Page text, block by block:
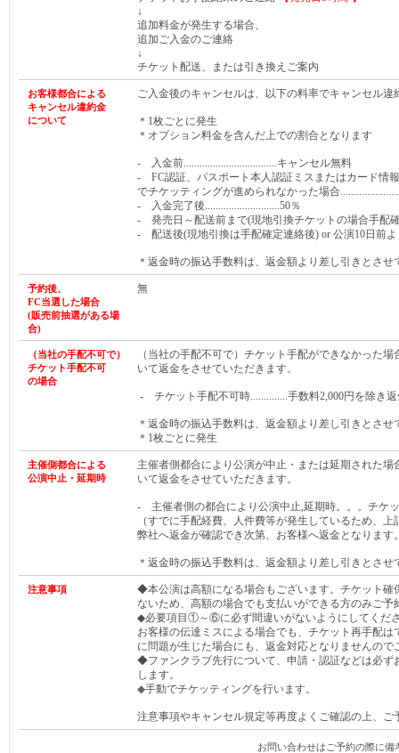
↓
追加料金が発生する場合、
追加ご入金のご連絡
↓
チケット配送、または引き換えご案内
お客様都合による
キャンセル違約金
について
ご入金後のキャンセルは、以下の料率でキャンセル違
＊1枚ごとに発生
＊オプション料金を含んだ上での割合となります
- 入金前...................................キャンセル無料
- FC認証、パスポート本人認証ミスまたはカード情
でチケッティングが進められなかった場合
- 入金完了後............................50％
- 発売日～配送前まで(現地引換チケットの場合手配
- 配送後(現地引換は手配確定連絡後) or 公演10日前よ
＊返金時の振込手数料は、返金額より差し引きとさせ
予約後、
FC当選した場合
(販売前抽選がある場
合)
無
（当社の手配不可で）
チケット手配不可
の場合
（当社の手配不可で）チケット手配ができなかった
いて返金をさせていただきます。
- チケット手配不可時..............手数料2,000円を除き
＊返金時の振込手数料は、返金額より差し引きとさせ
＊1枚ごとに発生
主催側都合による
公演中止・延期時
主催者側都合により公演が中止・または延期された
いて返金をさせていただきます。
- 主催者側の都合により公演中止,延期時。。。チケ
（すでに手配経費、人件費等が発生しているため、
弊社へ返金が確認でき次第、お客様へ返金となります
＊返金時の振込手数料は、返金額より差し引きとさせ
注意事項
◆本公演は高額になる場合もございます。チケット確
ないため、高額の場合でも支払いができる方のみご予
◆必要項目①～⑥に必ず間違いがないようにしてくだ
お客様の伝達ミスによる場合でも、チケット再手配
に問題が生じた場合にも、返金対応となりませんので
◆ファンクラブ先行について、申請・認証などは必ず
します。
◆手動でチケッティングを行います。
注意事項やキャンセル規定等再度よくご確認の上、ご
お問い合わせはご予約の際に